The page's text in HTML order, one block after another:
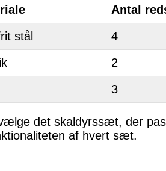
Antal
stål 4
2
3
det skaldyrssæt, der
af hvert sæt.